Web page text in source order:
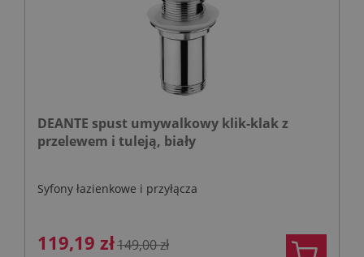
DEANTE spust umywalkowy klik-klak z
przelewem i tuleją, biały
Syfony łazienkowe i przyłącza
119,19 zł149,00 zł